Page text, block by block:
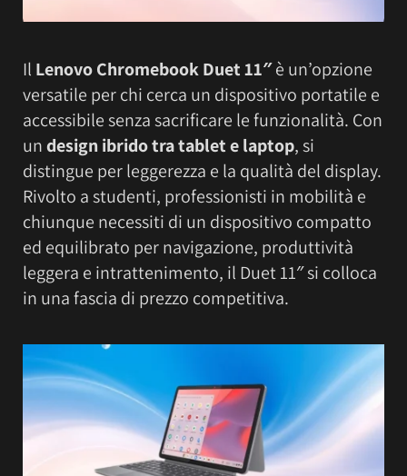
Il Lenovo Chromebook Duet 11″è un’opzione
versatile per chi cerca un dispositivo portatile e
accessibile senza sacrificare le funzionalità. Con
undesign ibrido tra tablet e laptop, si
distingue per leggerezza e la qualità del display.
Rivolto a studenti, professionisti in mobilità e
chiunque necessiti di un dispositivo compatto
ed equilibrato per navigazione, produttività
leggera e intrattenimento, il Duet 11″ si colloca
in una fascia di prezzo competitiva.